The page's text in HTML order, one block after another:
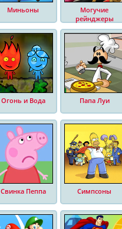
Миньоны
Могучие
рейнджеры
Огонь и Вода Папа Луи
Свинка Пеппа Симпсоны